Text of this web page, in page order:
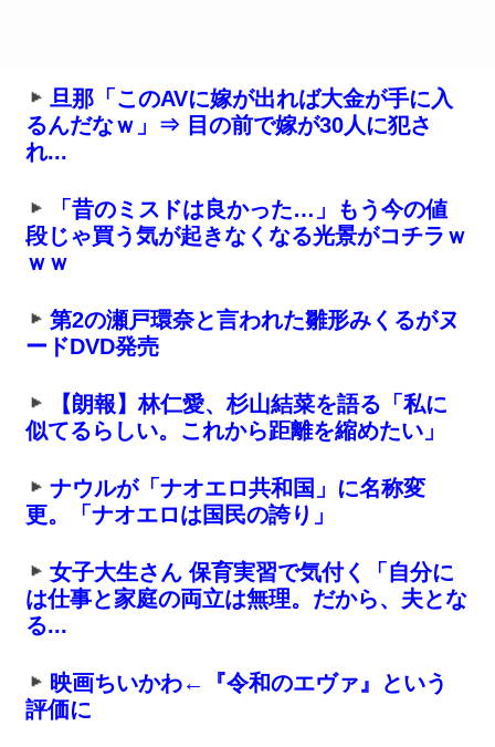
旦那「このAVに嫁が出れば大金が手に入
るんだなｗ」⇒ 目の前で嫁が30人に犯さ
れ...
「昔のミスドは良かった…」もう今の値
段じゃ買う気が起きなくなる光景がコチラｗ
ｗｗ
第2の瀬戸環奈と言われた雛形みくるがヌ
ードDVD発売
【朗報】林仁愛、杉山結菜を語る「私に
似てるらしい。これから距離を縮めたい」
ナウルが「ナオエロ共和国」に名称変
更。「ナオエロは国民の誇り」
女子大生さん 保育実習で気付く「自分に
は仕事と家庭の両立は無理。だから、夫とな
る...
映画ちいかわ←『令和のエヴァ』という
評価に